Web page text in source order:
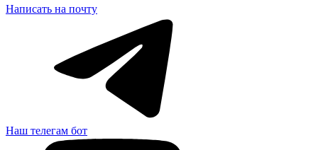
Написать на почту
Наш телегам бот